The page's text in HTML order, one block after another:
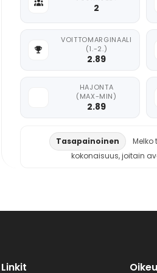
2
VOITTOMARGINAALI
(1.-2.)
2.89
HAJONTA
(MAX-MIN)
2.89
Tasapainoinen
kokonaisuus, joitain
Linkit